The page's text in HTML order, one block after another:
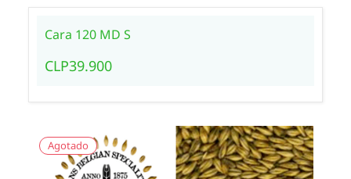
Cara 120 MD S
CLP39.900
Agotado